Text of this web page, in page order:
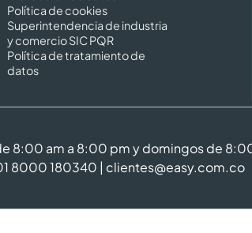
Política de cookies
Superintendencia de industria
y comercio SIC PQR
Política de tratamiento de
datos
8:00 am a 8:00 pm y domingos de
8000 180340 | clientes@easy.com.co